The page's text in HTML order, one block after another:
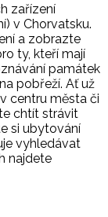
zařízení
v Chorvatsku.
a zobrazte
ty, kteří mají
památek
pobřeží. Ať už
centru města či
chtít strávit
si ubytování
vyhledávat
najdete